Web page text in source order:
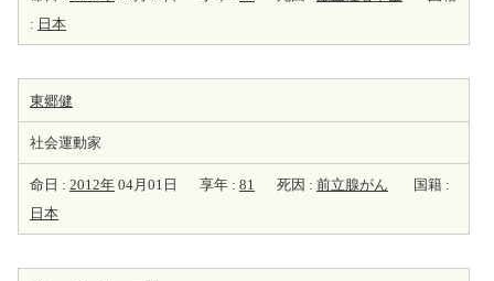
: 日本
東郷健
社会運動家
命日 : 2012年 04月01日 享年 : 81 死因 : 前立腺がん
国籍 :
日本